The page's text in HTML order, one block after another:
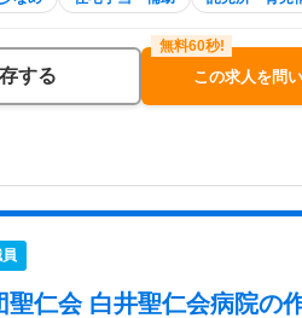
する この求人を問
聖仁会 白井聖仁会病院の